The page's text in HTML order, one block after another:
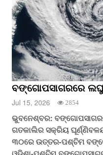
ବଙ୍ଗୋପସାଗରରେ
Jul 15, 2026 2854
ଭୁବନେଶ୍ବର:
ଗତକାଲିର ସକ୍ରିୟ
୩୦ରେ ଉତ୍ତର-ପଶ୍ଚିମ